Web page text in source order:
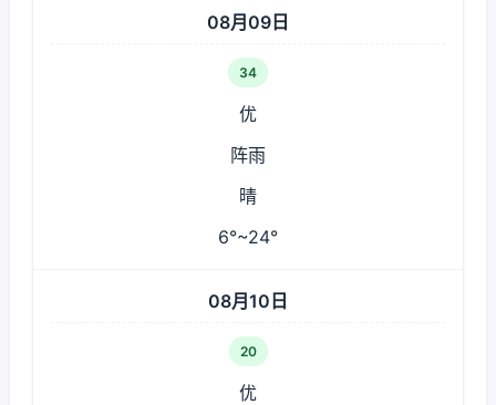
08月09日
34
优
阵雨
晴
6°~24°
08月10日
20
优